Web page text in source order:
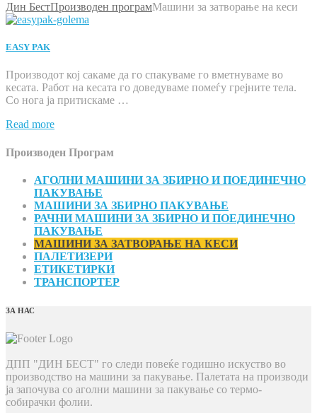
Дин БестПроизводен програмМашини за затворање на кеси
EASY PAK
Производот кој сакаме да го спакуваме го вметнуваме во
кесата. Работ на кесата го доведуваме помеѓу грејните тела.
Со нога ја притискаме …
Read more
Производен Програм
АГОЛНИ МАШИНИ ЗА ЗБИРНО И ПОЕДИНЕЧНО
ПАКУВАЊЕ
МАШИНИ ЗА ЗБИРНО ПАКУВАЊЕ
РАЧНИ МАШИНИ ЗА ЗБИРНО И ПОЕДИНЕЧНО
ПАКУВАЊЕ
МАШИНИ ЗА ЗАТВОРАЊЕ НА КЕСИ
ПАЛЕТИЗЕРИ
ЕТИКЕТИРКИ
ТРАНСПОРТЕР
ЗА НАС
ДПП "ДИН БЕСТ" го следи повеќе годишно искуство во
производство на машини за пакување. Палетата на производи
ја започува со аголни машини за пакување со термо-
собирачки фолии.